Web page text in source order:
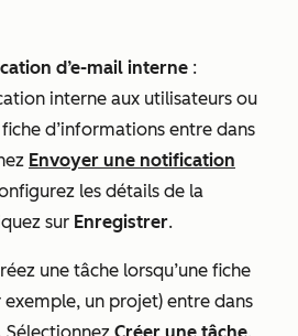
d’e-mail interne :
interne aux utilisateurs ou
d’informations entre dans
Envoyer une notification
les détails de la
sur Enregistrer.
une tâche lorsqu’une fiche
un projet) entre dans